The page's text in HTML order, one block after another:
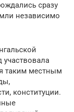
сразу
независимо
таким местным
конституции.